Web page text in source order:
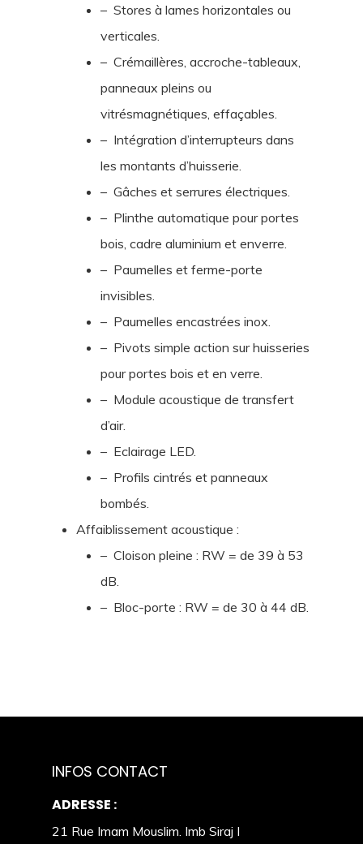
– Stores à lames horizontales ou
verticales.
– Crémaillères, accroche-tableaux,
panneaux pleins ou
vitrésmagnétiques, effaçables.
– Intégration d’interrupteurs dans
les montants d’huisserie.
– Gâches et serrures électriques.
– Plinthe automatique pour portes
bois, cadre aluminium et enverre.
– Paumelles et ferme-porte
invisibles.
– Paumelles encastrées inox.
– Pivots simple action sur huisseries
pour portes bois et en verre.
– Module acoustique de transfert
d’air.
– Eclairage LED.
– Profils cintrés et panneaux
bombés.
Affaiblissement acoustique :
– Cloison pleine : RW = de 39 à 53
dB.
– Bloc-porte : RW = de 30 à 44 dB.
INFOS CONTACT
ADRESSE :
21 Rue Imam Mouslim. Imb Siraj I